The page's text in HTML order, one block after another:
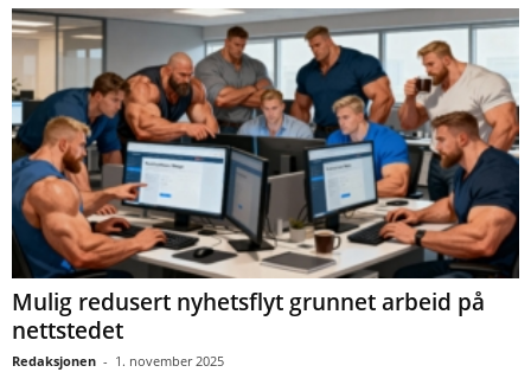
Mulig redusert nyhetsflyt grunnet arbeid på
nettstedet
Redaksjonen - 1. november 2025